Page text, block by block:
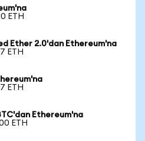
ETH
Ether 2.0'dan Ethereum'na
ETH
ETH
Ethereum'na
ETH